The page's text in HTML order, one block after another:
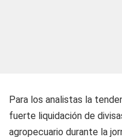
Para los analistas la
fuerte liquidación de
agropecuario durante la